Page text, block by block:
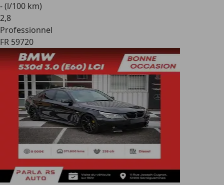
- (l/100 km)
2,8
Professionnel
FR 59720